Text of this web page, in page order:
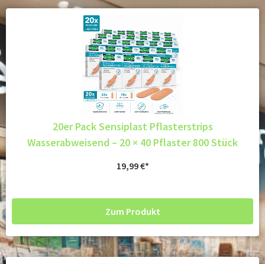
20er Pack Sensiplast Pflasterstrips
Wasserabweisend – 20 × 40 Pflaster 800 Stück
19,99€
Zum Produkt